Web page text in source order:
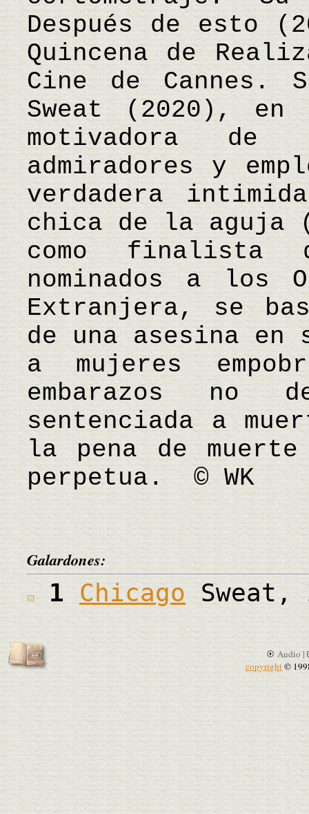
Después de esto
Quincena de
Cine de
Sweat (2020),
motivadora de
admiradores y
verdadera
chica de la aguja
como
nominados a los
Extranjera, se
de una asesina en
a mujeres
embarazos no
sentenciada a
la pena de muerte
perpetua. © WK
Galardones:
1ChicagoSweat,
Audio |
copyright©